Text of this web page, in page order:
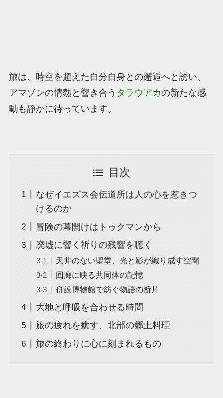
旅は、時空を超えた自分自身との邂逅へと誘い、
アマゾンの情熱と響き合う タラウアカの新たな感
動も静かに待っています。
目次
なぜイエズス会伝道所は人の心を惹きつ
けるのか
冒険の幕開けはトゥクマンから
廃墟に響く祈りの残響を聴く
天井のない聖堂、光と影が織り成す空間
回廊に映る共同体の記憶
併設博物館で紡ぐ物語の断片
大地と呼吸を合わせる時間
旅の疲れを癒す、北部の郷土料理
旅の終わりに心に刻まれるもの